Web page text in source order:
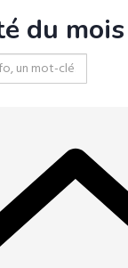
du mois